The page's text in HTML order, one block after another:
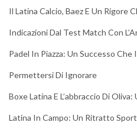
Il Latina Calcio, Baez E Un Rigore
Indicazioni Dal Test Match Con
Padel In Piazza: Un Successo
Permettersi Di Ignorare
Boxe Latina E L’abbraccio Di
Latina In Campo: Un Ritratto